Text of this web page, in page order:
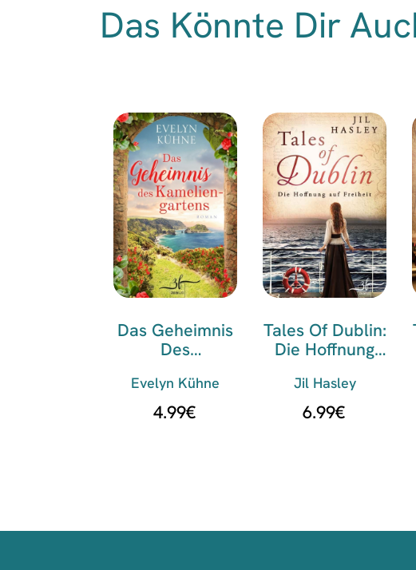
Das Könnte Dir
Das Geheimnis
Des
S
Evelyn Kühne
4.99€
Tales Of Dublin:
Die Hoffnung
Jil Hasley
6.99€